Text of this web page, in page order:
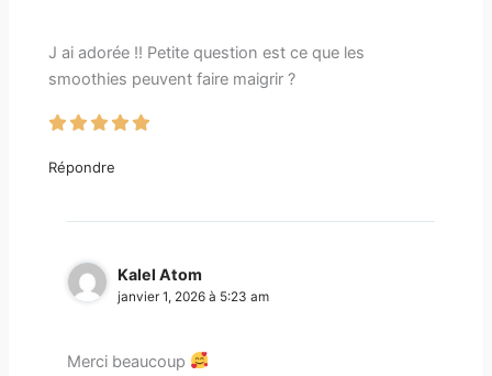
J ai adorée !! Petite question est ce que les
smoothies peuvent faire maigrir ?
Répondre
Kalel Atom
janvier 1, 2026 à 5:23 am
Merci beaucoup